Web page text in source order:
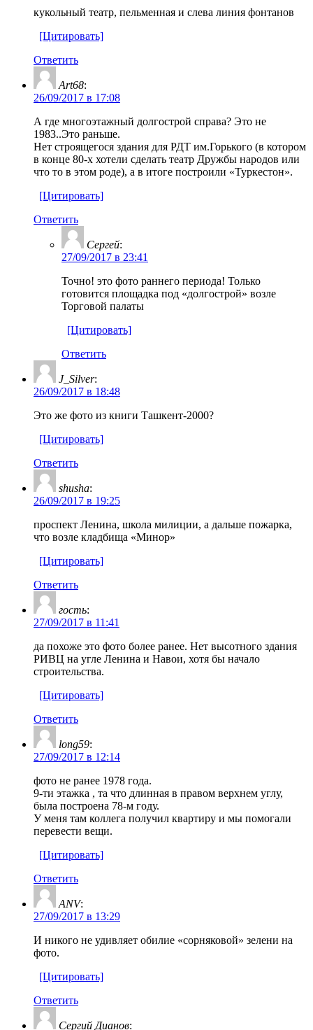
кукольный театр, пельменная и слева линия фонтанов
[Цитировать]
Ответить
Art68:
26/09/2017 в 17:08
А где многоэтажный долгострой справа? Это не
1983..Это раньше.
Нет строящегося здания для РДТ им.Горького (в котором
в конце 80-х хотели сделать театр Дружбы народов или
что то в этом роде), а в итоге построили «Туркестон».
[Цитировать]
Ответить
Сергей:
27/09/2017 в 23:41
Точно! это фото раннего периода! Только
готовится площадка под «долгострой» возле
Торговой палаты
[Цитировать]
Ответить
J_Silver:
26/09/2017 в 18:48
Это же фото из книги Ташкент-2000?
[Цитировать]
Ответить
shusha:
26/09/2017 в 19:25
проспект Ленина, школа милиции, а дальше пожарка,
что возле кладбища «Минор»
[Цитировать]
Ответить
гость:
27/09/2017 в 11:41
да похоже это фото более ранее. Нет высотного здания
РИВЦ на угле Ленина и Навои, хотя бы начало
строительства.
[Цитировать]
Ответить
long59:
27/09/2017 в 12:14
фото не ранее 1978 года.
9-ти этажка , та что длинная в правом верхнем углу,
была построена 78-м году.
У меня там коллега получил квартиру и мы помогали
перевести вещи.
[Цитировать]
Ответить
ANV:
27/09/2017 в 13:29
И никого не удивляет обилие «сорняковой» зелени на
фото.
[Цитировать]
Ответить
Сергий Дианов: